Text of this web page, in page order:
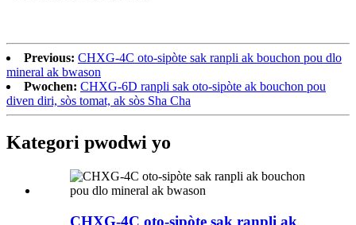
Previous: CHXG-4C oto-sipòte sak ranpli ak bouchon pou dlo
mineral ak bwason
Pwochen: CHXG-6D ranpli sak oto-sipòte ak bouchon pou
diven diri, sòs tomat, ak sòs Sha Cha
Kategori pwodwi yo
CHXG-4C oto-sipòte sak ranpli ak